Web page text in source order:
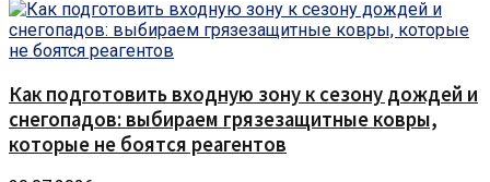
Как подготовить входную зону к сезону дождей и
снегопадов: выбираем грязезащитные ковры,
которые не боятся реагентов